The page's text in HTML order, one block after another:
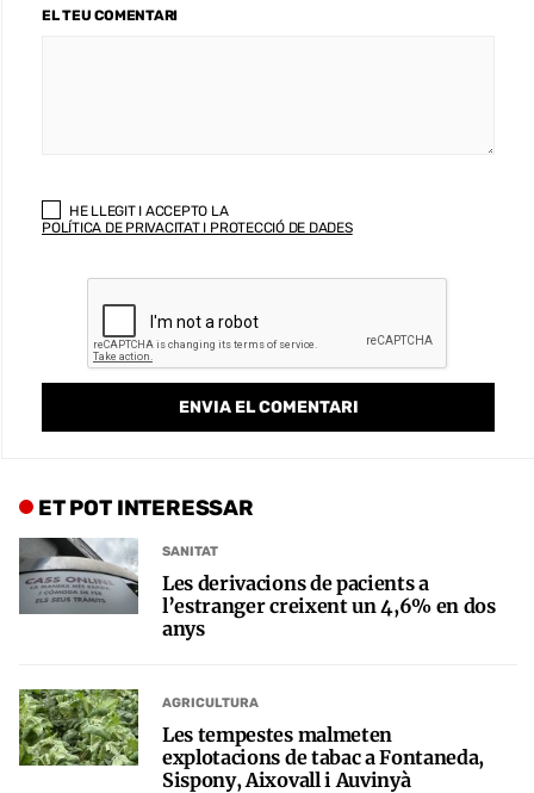
EL TEU COMENTARI
HE LLEGIT I ACCEPTO LA
POLÍTICA DE PRIVACITAT I PROTECCIÓ DE DADES
ET POT INTERESSAR
SANITAT
Les derivacions de pacients a
l’estranger creixent un 4,6% en dos
anys
AGRICULTURA
Les tempestes malmeten
explotacions de tabac a Fontaneda,
Sispony, Aixovall i Auvinyà